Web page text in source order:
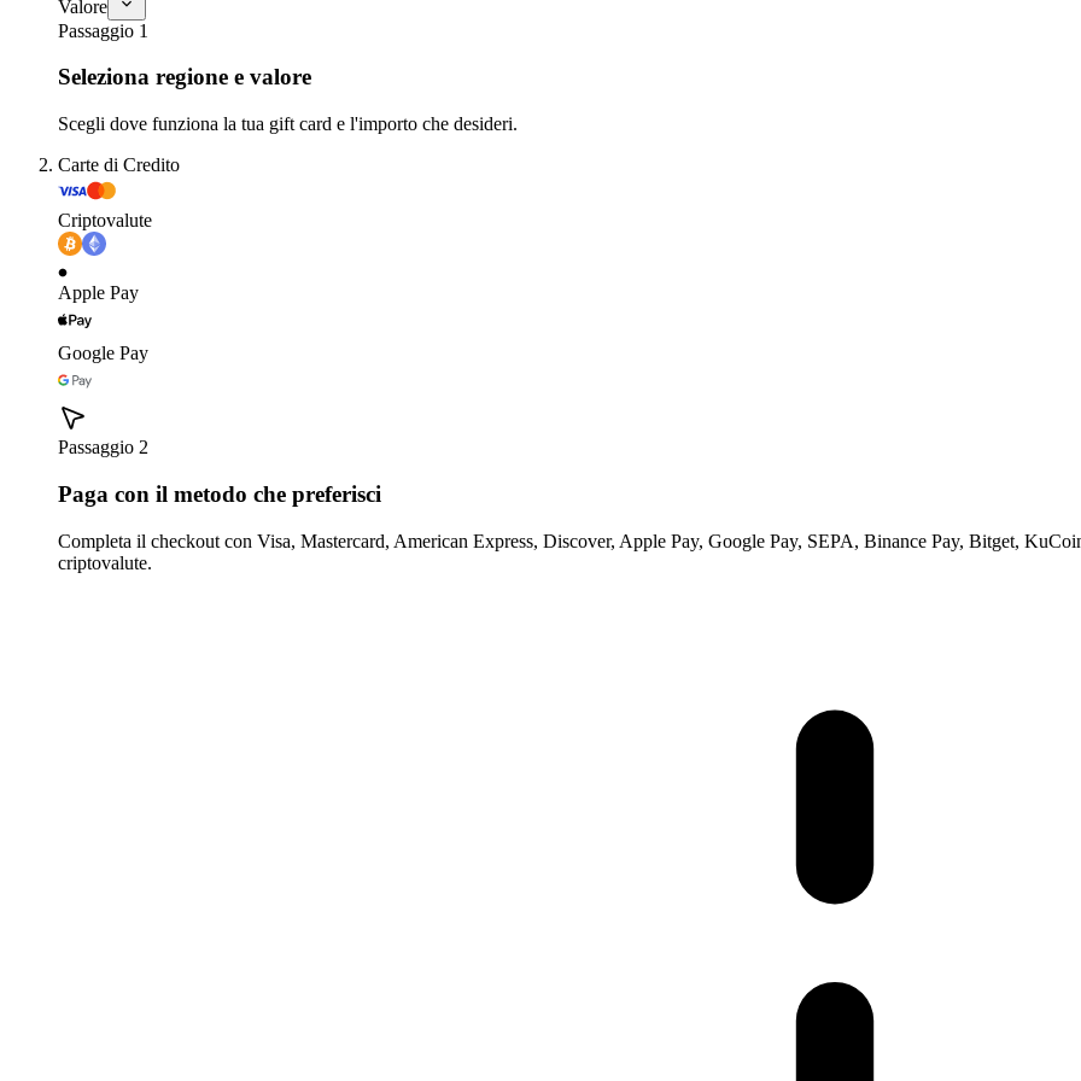
Valore
Passaggio 1
Seleziona regione e valore
Scegli dove funziona la tua gift card e l'importo che desideri.
Carte di Credito
Criptovalute
Apple Pay
Google Pay
Passaggio 2
Paga con il metodo che preferisci
Completa il checkout con Visa, Mastercard, American Express, Discover, Apple Pay, Google Pay, SEPA, Binance Pay, Bitget,
criptovalute.